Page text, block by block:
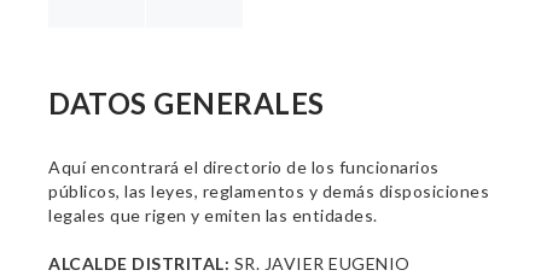
DATOS GENERALES
Aquí encontrará el directorio de los funcionarios
públicos, las leyes, reglamentos y demás disposiciones
legales que rigen y emiten las entidades.
ALCALDE DISTRITAL: SR. JAVIER EUGENIO